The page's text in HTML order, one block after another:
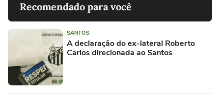
Recomendado para você
SANTOS
A declaração do ex-lateral Roberto
Carlos direcionada ao Santos